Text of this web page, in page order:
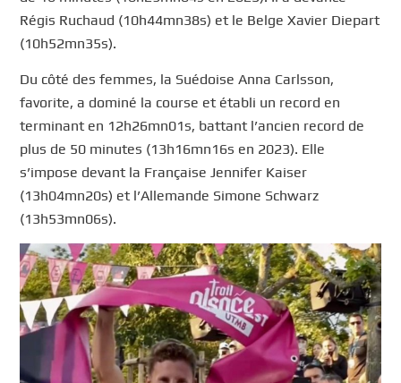
Régis Ruchaud (10h44mn38s) et le Belge Xavier Diepart
(10h52mn35s).
Du côté des femmes, la Suédoise Anna Carlsson,
favorite, a dominé la course et établi un record en
terminant en 12h26mn01s, battant l’ancien record de
plus de 50 minutes (13h16mn16s en 2023). Elle
s’impose devant la Française Jennifer Kaiser
(13h04mn20s) et l’Allemande Simone Schwarz
(13h53mn06s).